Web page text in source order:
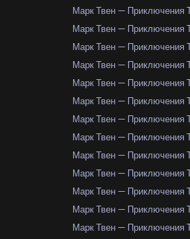
Марк Твен — Приключения
Марк Твен — Приключения
Марк Твен — Приключения
Марк Твен — Приключения
Марк Твен — Приключения
Марк Твен — Приключения
Марк Твен — Приключения
Марк Твен — Приключения
Марк Твен — Приключения
Марк Твен — Приключения
Марк Твен — Приключения
Марк Твен — Приключения
Марк Твен — Приключения